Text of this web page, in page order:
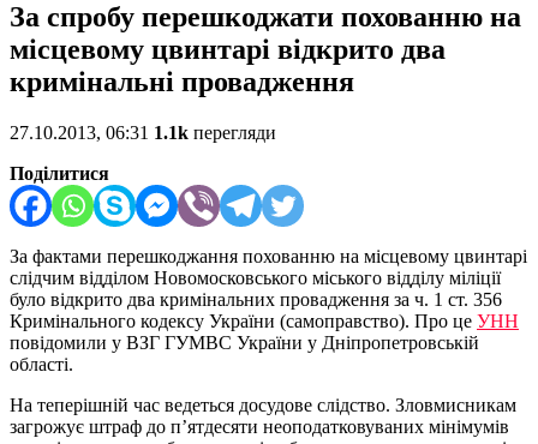
За спробу перешкоджати похованню на
місцевому цвинтарі відкрито два
кримінальні провадження
27.10.2013, 06:31 1.1k перегляди
Поділитися
За фактами перешкоджання похованню на місцевому цвинтарі
слідчим відділом Новомосковського міського відділу міліції
було відкрито два кримінальних провадження за ч. 1 ст. 356
Кримінального кодексу України (самоправство). Про це УНН
повідомили у ВЗГ ГУМВС України у Дніпропетровській
області.
На теперішній час ведеться досудове слідство. Зловмисникам
загрожує штраф до п’ятдесяти неоподатковуваних мінімумів